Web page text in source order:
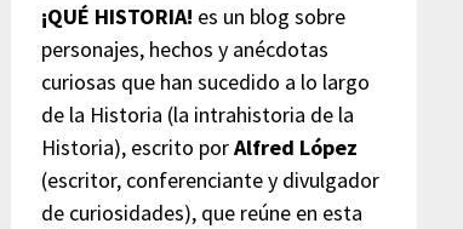
¡QUÉ HISTORIA! es un blog sobre
personajes, hechos y anécdotas
curiosas que han sucedido a lo largo
de la Historia (la intrahistoria de la
Historia), escrito porAlfred López
(escritor, conferenciante y divulgador
de curiosidades), que reúne en esta